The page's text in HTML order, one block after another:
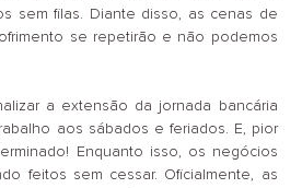
sem filas. Diante disso, as cenas de
se repetirão e não podemos
a extensão da jornada bancária
aos sábados e feriados. E, pior
Enquanto isso, os negócios
feitos sem cessar. Oficialmente, as